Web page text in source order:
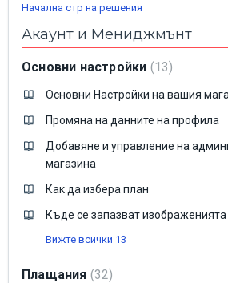
Начална стр на решения
Акаунт и Мениджмънт
Основни настройки 13
Основни Настройки на вашия
Промяна на данните на профила
Добавяне и управление на
магазина
Как да избера план
Къде се запазват
Вижте всички 13
Плащания 32